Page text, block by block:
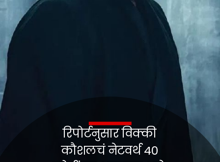
रिपोर्टनुसार विक्की
कौशलचं नेटवर्थ 40